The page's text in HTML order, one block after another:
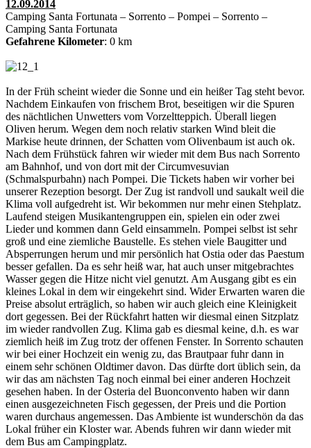
12.09.2014
Camping Santa Fortunata – Sorrento – Pompei – Sorrento –
Camping Santa Fortunata
Gefahrene Kilometer: 0 km
In der Früh scheint wieder die Sonne und ein heißer Tag steht bevor.
Nachdem Einkaufen von frischem Brot, beseitigen wir die Spuren
des nächtlichen Unwetters vom Vorzeltteppich. Überall liegen
Oliven herum. Wegen dem noch relativ starken Wind bleit die
Markise heute drinnen, der Schatten vom Olivenbaum ist auch ok.
Nach dem Frühstück fahren wir wieder mit dem Bus nach Sorrento
am Bahnhof, und von dort mit der Circumvesuvian
(Schmalspurbahn) nach Pompei. Die Tickets haben wir vorher bei
unserer Rezeption besorgt. Der Zug ist randvoll und saukalt weil die
Klima voll aufgedreht ist. Wir bekommen nur mehr einen Stehplatz.
Laufend steigen Musikantengruppen ein, spielen ein oder zwei
Lieder und kommen dann Geld einsammeln. Pompei selbst ist sehr
groß und eine ziemliche Baustelle. Es stehen viele Baugitter und
Absperrungen herum und mir persönlich hat Ostia oder das Paestum
besser gefallen. Da es sehr heiß war, hat auch unser mitgebrachtes
Wasser gegen die Hitze nicht viel genutzt. Am Ausgang gibt es ein
kleines Lokal in dem wir eingekehrt sind. Wider Erwarten waren die
Preise absolut erträglich, so haben wir auch gleich eine Kleinigkeit
dort gegessen. Bei der Rückfahrt hatten wir diesmal einen Sitzplatz
im wieder randvollen Zug. Klima gab es diesmal keine, d.h. es war
ziemlich heiß im Zug trotz der offenen Fenster. In Sorrento schauten
wir bei einer Hochzeit ein wenig zu, das Brautpaar fuhr dann in
einem sehr schönen Oldtimer davon. Das dürfte dort üblich sein, da
wir das am nächsten Tag noch einmal bei einer anderen Hochzeit
gesehen haben. In der Osteria del Buonconvento haben wir dann
einen ausgezeichneten Fisch gegessen, der Preis und die Portion
waren durchaus angemessen. Das Ambiente ist wunderschön da das
Lokal früher ein Kloster war. Abends fuhren wir dann wieder mit
dem Bus am Campingplatz.